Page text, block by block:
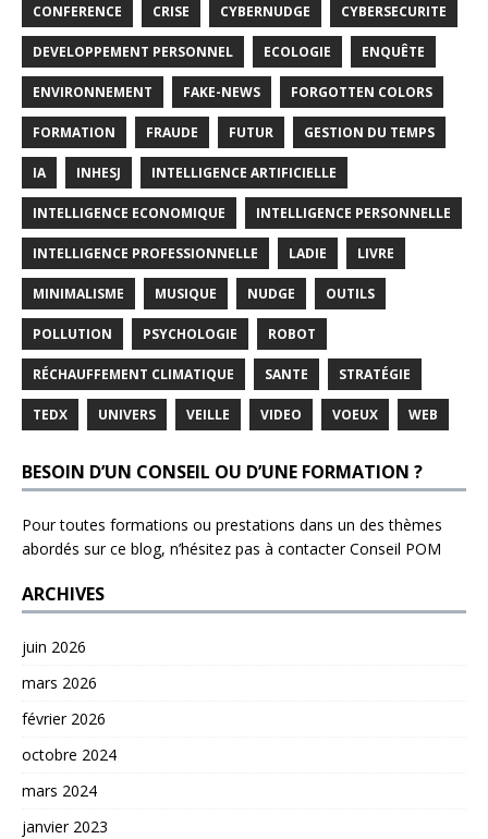
CONFERENCE CRISE CYBERNUDGE CYBERSECURITE
DEVELOPPEMENT PERSONNEL ECOLOGIE ENQUÊTE
ENVIRONNEMENT FAKE-NEWS FORGOTTEN COLORS
FORMATION FRAUDE FUTUR GESTION DU TEMPS
IA INHESJ INTELLIGENCE ARTIFICIELLE
INTELLIGENCE ECONOMIQUE INTELLIGENCE PERSONNELLE
INTELLIGENCE PROFESSIONNELLE LADIE LIVRE
MINIMALISME MUSIQUE NUDGE OUTILS
POLLUTION PSYCHOLOGIE ROBOT
RÉCHAUFFEMENT CLIMATIQUE SANTE STRATÉGIE
TEDX UNIVERS VEILLE VIDEO VOEUX WEB
BESOIN D’UN CONSEIL OU D’UNE FORMATION ?
Pour toutes formations ou prestations dans un des thèmes
abordés sur ce blog, n’hésitez pas à contacterConseil POM
ARCHIVES
juin 2026
mars 2026
février 2026
octobre 2024
mars 2024
janvier 2023